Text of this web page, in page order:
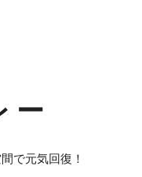
ー
で元気回復！